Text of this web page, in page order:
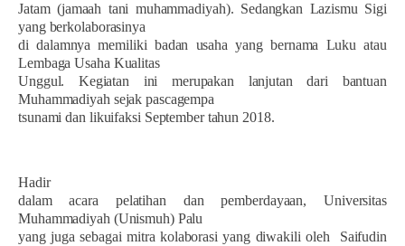
Jatam (jamaah tani muhammadiyah). Sedangkan Lazismu Sigi
yang berkolaborasinya
di dalamnya memiliki badan usaha yang bernama Luku atau
Lembaga Usaha Kualitas
Unggul. Kegiatan ini merupakan lanjutan dari bantuan
Muhammadiyah sejak pascagempa
tsunami dan likuifaksi September tahun 2018.
Hadir
dalam acara pelatihan dan pemberdayaan, Universitas
Muhammadiyah (Unismuh) Palu
yang juga sebagai mitra kolaborasi yang diwakili oleh
Saifudin